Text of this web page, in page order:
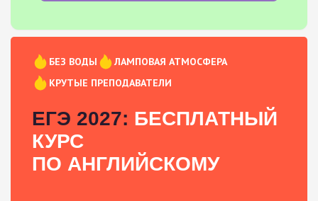
БЕЗ ВОДЫ
ЛАМПОВАЯ АТМОСФЕРА
КРУТЫЕ ПРЕПОДАВАТЕЛИ
ЕГЭ 2027: БЕСПЛАТНЫЙ
КУРС
ПО АНГЛИЙСКОМУ